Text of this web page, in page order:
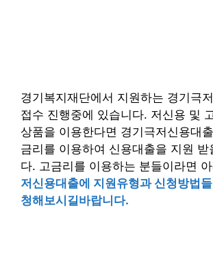
경기복지재단에서 지원하는 경기극
접수 진행중에 있습니다. 저신용 및
상품을 이용한다면 경기극저신용대
금리를 이용하여 신용대출을 지원 받
다. 고금리를 이용하는 분들이라면
저신용대출에 지원유형과 신청방법
청해보시길바랍니다.